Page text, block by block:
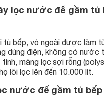
lọc nước để gầm tủ
tủ bếp, vỏ ngoài được làm
dùng điện, không có nước
màng lọc sợi rỗng
lõi lọc lên đến 10.000 lít.
nước để gầm tủ bếp